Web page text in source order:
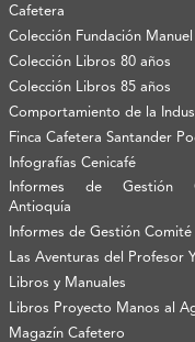
Cafetera
Colección Fundación
Colección Libros 80 años
Colección Libros 85 años
Comportamiento de la
Finca Cafetera Santander
Infografías Cenicafé
Informes de Gestión
Antioquía
Informes de Gestión Comité
Las Aventuras del Profesor
Libros y Manuales
Libros Proyecto Manos al
Magazín Cafetero